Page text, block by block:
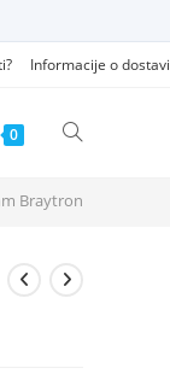
Informacije o dostavi
0 Pretraži
Braytron